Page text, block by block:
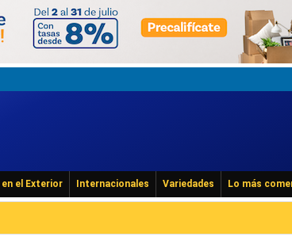
el Exterior Internacionales Variedades Lo más